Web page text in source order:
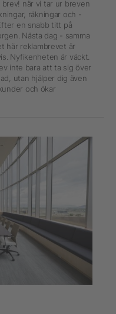
när vi tar ur breven
räkningar och -
en snabb titt på
Nästa dag - samma
här reklambrevet är
Nyfikenheten är väckt.
inte bara att ta sig över
utan hjälper dig även
och ökar